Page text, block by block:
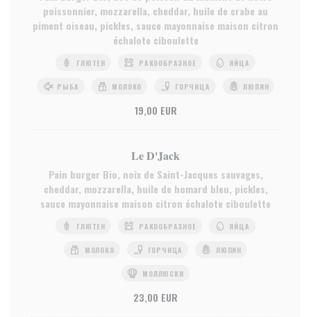
poissonnier, mozzarella, cheddar, huile de crabe au
piment oiseau, pickles, sauce mayonnaise maison citron
échalote ciboulette
ГЛЮТЕН РАКООБРАЗНОЕ ЯЙЦА
РЫБА МОЛОКО ГОРЧИЦА ЛЮПИН
19,00 EUR
Le D'Jack
Pain burger Bio, noix de Saint-Jacques sauvages,
cheddar, mozzarella, huile de homard bleu, pickles,
sauce mayonnaise maison citron échalote ciboulette
ГЛЮТЕН РАКООБРАЗНОЕ ЯЙЦА
МОЛОКО ГОРЧИЦА ЛЮПИН
МОЛЛЮСКИ
23,00 EUR